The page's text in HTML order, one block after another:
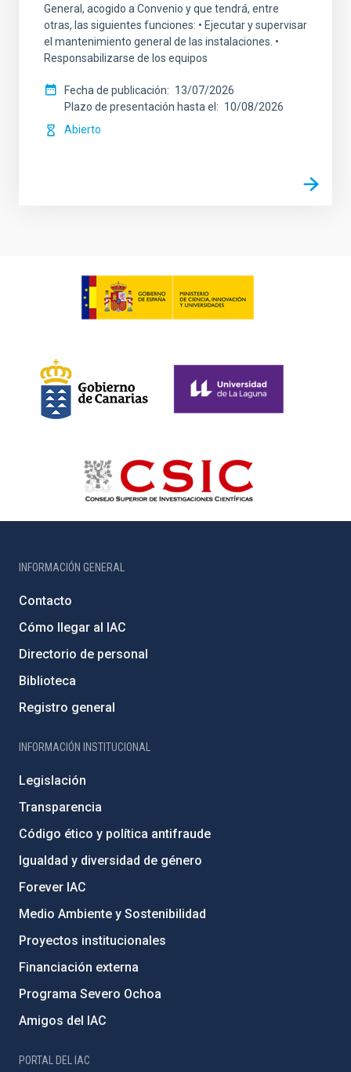
General, acogido a Convenio y que tendrá, entre
otras, las siguientes funciones: • Ejecutar y supervisar
el mantenimiento general de las instalaciones. •
Responsabilizarse de los equipos
Fecha de publicación
13/07/2026
Plazo de presentación hasta el
10/08/2026
Abierto
INFORMACIÓN GENERAL
Contacto
Cómo llegar al IAC
Directorio de personal
Biblioteca
Registro general
INFORMACIÓN INSTITUCIONAL
Legislación
Transparencia
Código ético y política antifraude
Igualdad y diversidad de género
Forever IAC
Medio Ambiente y Sostenibilidad
Proyectos institucionales
Financiación externa
Programa Severo Ochoa
Amigos del IAC
PORTAL DEL IAC